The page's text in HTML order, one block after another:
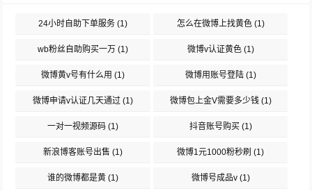
24小时自助下单服务 (1) 怎么在微博上找黄色(1)
wb粉丝自助购买一万 (1) 微博v认证黄色(1)
微博黄v号有什么用 (1) 微博用账号登陆(1)
微博申请v认证几天通过 (1) 微博包上金V需要多少钱(1)
一对一视频源码 (1) 抖音账号购买(1)
新浪博客账号出售 (1) 微博1元1000粉秒刷 (1)
谁的微博都是黄 (1) 微博号成品v(1)